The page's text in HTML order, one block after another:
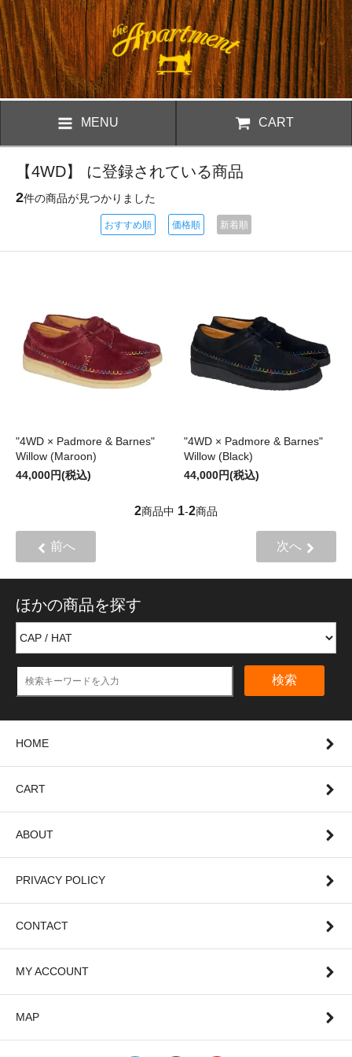
MENU CART
【4WD】 に登録されている商品
2件の商品が見つかりました
おすすめ順 価格順 新着順
"4WD × Padmore & Barnes"
Willow (Maroon)
44,000円(税込)
"4WD × Padmore & Barnes"
Willow (Black)
44,000円(税込)
2商品中 1-2商品
前へ 次へ
ほかの商品を探す
検索
HOME
CART
ABOUT
PRIVACY POLICY
CONTACT
MY ACCOUNT
MAP